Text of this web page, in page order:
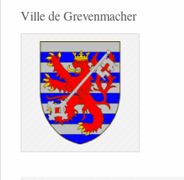
Ville de Grevenmacher